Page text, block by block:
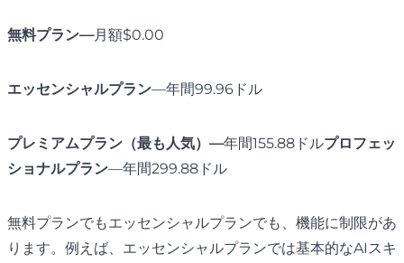
無料プラン—月額$0.00
エッセンシャルプラン—年間99.96ドル
プレミアムプラン（最も人気）—年間155.88ドルプロフェッ
ショナルプラン—年間299.88ドル
無料プランでもエッセンシャルプランでも、機能に制限があ
ります。例えば、エッセンシャルプランでは基本的なAIスキ